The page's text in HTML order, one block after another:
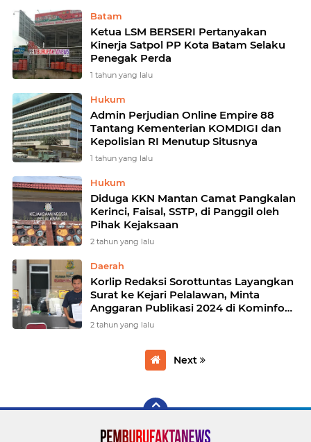
Batam
Ketua LSM BERSERI Pertanyakan
Kinerja Satpol PP Kota Batam Selaku
Penegak Perda
1 tahun yang lalu
Hukum
Admin Perjudian Online Empire 88
Tantang Kementerian KOMDIGI dan
Kepolisian RI Menutup Situsnya
1 tahun yang lalu
Hukum
Diduga KKN Mantan Camat Pangkalan
Kerinci, Faisal, SSTP, di Panggil oleh
Pihak Kejaksaan
2 tahun yang lalu
Daerah
Korlip Redaksi Sorottuntas Layangkan
Surat ke Kejari Pelalawan, Minta
Anggaran Publikasi 2024 di Kominfo
Pelalawan Diperiksa
2 tahun yang lalu
Next